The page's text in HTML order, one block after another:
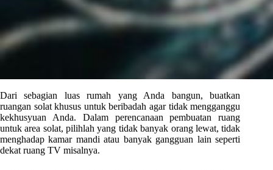
Dari sebagian luas rumah yang Anda bangun, buatkan
ruangan solat khusus untuk beribadah agar tidak mengganggu
kekhusyuan Anda. Dalam perencanaan pembuatan ruang
untuk area solat, pilihlah yang tidak banyak orang lewat, tidak
menghadap kamar mandi atau banyak gangguan lain seperti
dekat ruang TV misalnya.